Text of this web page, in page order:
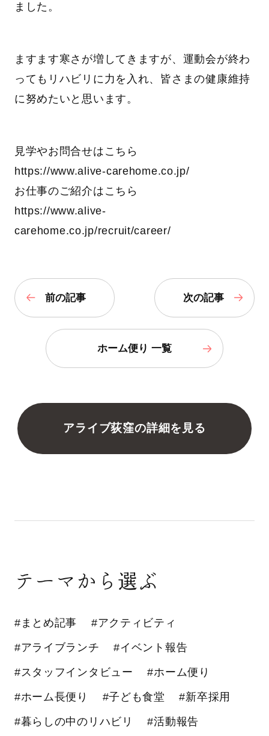
ました。
ますます寒さが増してきますが、運動会が終わ
ってもリハビリに力を入れ、皆さまの健康維持
に努めたいと思います。
見学やお問合せはこちら
https://www.alive-carehome.co.jp/
お仕事のご紹介はこちら
https://www.alive-
carehome.co.jp/recruit/career/
前の記事 次の記事
ホーム便り 一覧
アライブ荻窪の詳細を見る
テーマから選ぶ
#まとめ記事 #アクティビティ
#アライブランチ #イベント報告
#スタッフインタビュー #ホーム便り
#ホーム長便り #子ども食堂 #新卒採用
#暮らしの中のリハビリ #活動報告